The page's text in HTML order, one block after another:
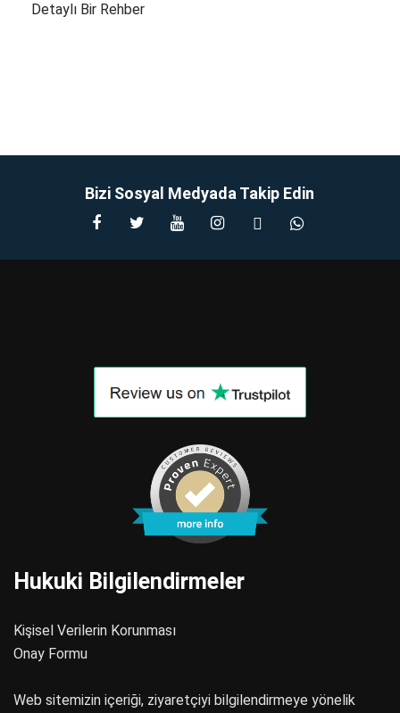
Detaylı Bir Rehber
Bizi Sosyal Medyada Takip Edin
Hukuki Bilgilendirmeler
Kişisel Verilerin Korunması
Onay Formu
Web sitemizin içeriği, ziyaretçiyi bilgilendirmeye yönelik